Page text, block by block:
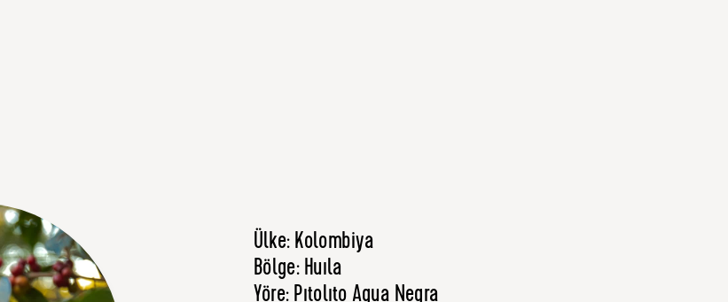
Ülke: Kolombiya
Bölge: Huıla
Yöre: Pıtolıto Agua Negra